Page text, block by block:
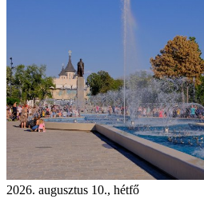
2026. augusztus 10., hétfő